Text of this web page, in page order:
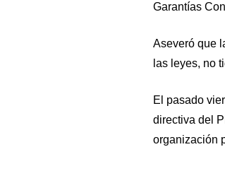
Garantías
Aseveró que
las leyes, no
El pasado
directiva del
organización